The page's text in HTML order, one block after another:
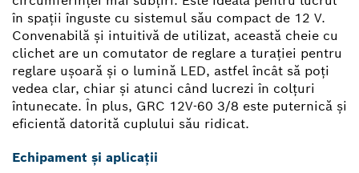
în spaţii înguste cu sistemul său compact de 12 V.
Convenabilă şi intuitivă de utilizat, această cheie cu
clichet are un comutator de reglare a turaţiei pentru
reglare uşoară şi o lumină LED, astfel încât să poţi
vedea clar, chiar şi atunci când lucrezi în colţuri
întunecate. În plus, GRC 12V-60 3/8 este puternică şi
eficientă datorită cuplului său ridicat.
Echipament și aplicații